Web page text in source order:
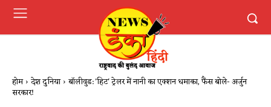
होम देश दुनिया बॉलीवुड: 'हिट' ट्रेलर में नानी का एक्शन धमाका, फैंस बोले- अर्जुन
सरकार!